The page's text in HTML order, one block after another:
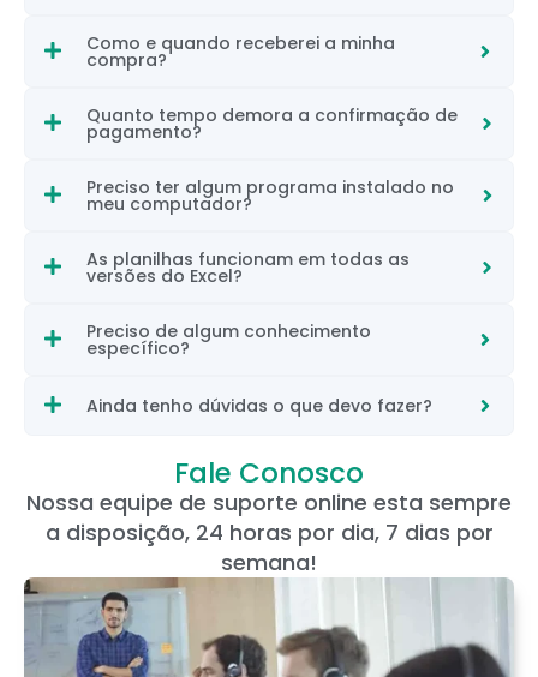
Como e quando receberei a minha
compra?
Quanto tempo demora a confirmação de
pagamento?
Preciso ter algum programa instalado no
meu computador?
As planilhas funcionam em todas as
versões do Excel?
Preciso de algum conhecimento
específico?
Ainda tenho dúvidas o que devo fazer?
Fale Conosco
Nossa equipe de suporte online esta sempre
a disposição, 24 horas por dia, 7 dias por
semana!